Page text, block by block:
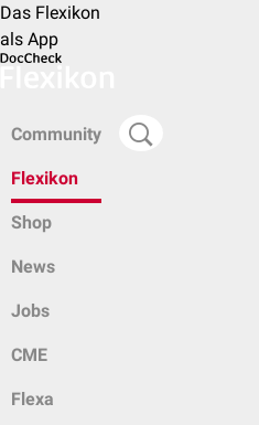
Das Flexikon
als App
Community
Flexikon
Shop
News
Jobs
CME
Flexa